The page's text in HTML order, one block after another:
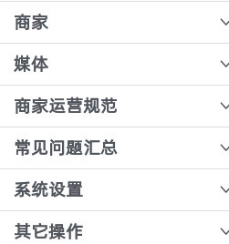
退货入库
智能分拣系统
仓库精细化管理
批量报损报溢
先货后款
先款后货
退补审核
采购收货、结算
模板审核
发行审核
业务员业绩
驾驶舱报表
员工角色管理
操作员创建
业务员创建
分拣员创建
商家
连锁多商户模式下收银账号创建
媒体
开通直播录制
直播间踢出和禁言会员
商家运营规范
悦邻人人播商家规范
常见问题汇总
门店常见问题汇总
系统设置
打印模板配置
其它操作